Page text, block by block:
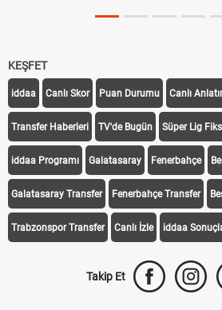
KEŞFET
iddaa Canlı Skor Puan Durumu Canlı
Transfer Haberleri TV'de Bugün Süper Lig
iddaa Programı Galatasaray Fenerbahçe
Galatasaray Transfer Fenerbahçe Transfer
Trabzonspor Transfer Canlı İzle iddaa
Takip Et